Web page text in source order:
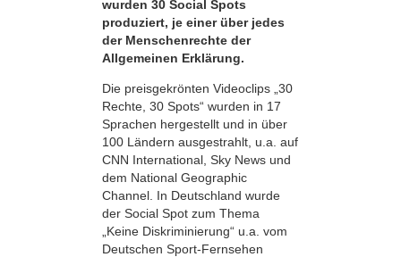
wurden 30 Social Spots
produziert, je einer über jedes
der Menschenrechte der
Allgemeinen Erklärung.
Die preisgekrönten Videoclips „30
Rechte, 30 Spots“ wurden in 17
Sprachen hergestellt und in über
100 Ländern ausgestrahlt, u.a. auf
CNN International, Sky News und
dem National Geographic
Channel. In Deutschland wurde
der Social Spot zum Thema
„Keine Diskriminierung“ u.a. vom
Deutschen Sport-Fernsehen